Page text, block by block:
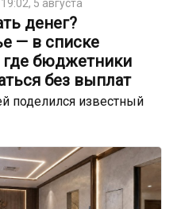
19:02, 5 августа
денег?
— в списке
где бюджетники
без выплат
поделился известный